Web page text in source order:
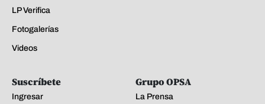
LP Verifica
Fotogalerías
Videos
Suscríbete
Ingresar
Grupo OPSA
La Prensa